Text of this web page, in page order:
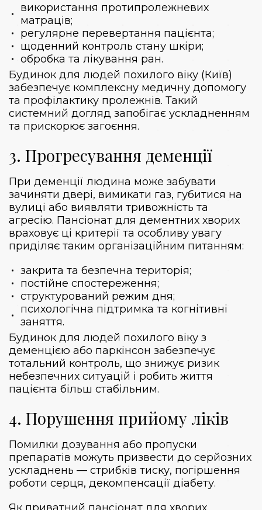
використання протипролежневих
матраців;
регулярне перевертання пацієнта;
щоденний контроль стану шкіри;
обробка та лікування ран.
Будинок для людей похилого віку (Київ)
забезпечує комплексну медичну допомогу
та профілактику пролежнів. Такий
системний догляд запобігає ускладненням
та прискорює загоєння.
3. Прогресування деменції
При деменції людина може забувати
зачиняти двері, вимикати газ, губитися на
вулиці або виявляти тривожність та
агресію. Пансіонат для дементних хворих
враховує ці критерії та особливу увагу
приділяє таким організаційним питанням:
закрита та безпечна територія;
постійне спостереження;
структурований режим дня;
психологічна підтримка та когнітивні
заняття.
Будинок для людей похилого віку з
деменцією або паркінсон забезпечує
тотальний контроль, що знижує ризик
небезпечних ситуацій і робить життя
пацієнта більш стабільним.
4. Порушення прийому ліків
Помилки дозування або пропуски
препаратів можуть призвести до серйозних
ускладнень — стрибків тиску, погіршення
роботи серця, декомпенсації діабету.